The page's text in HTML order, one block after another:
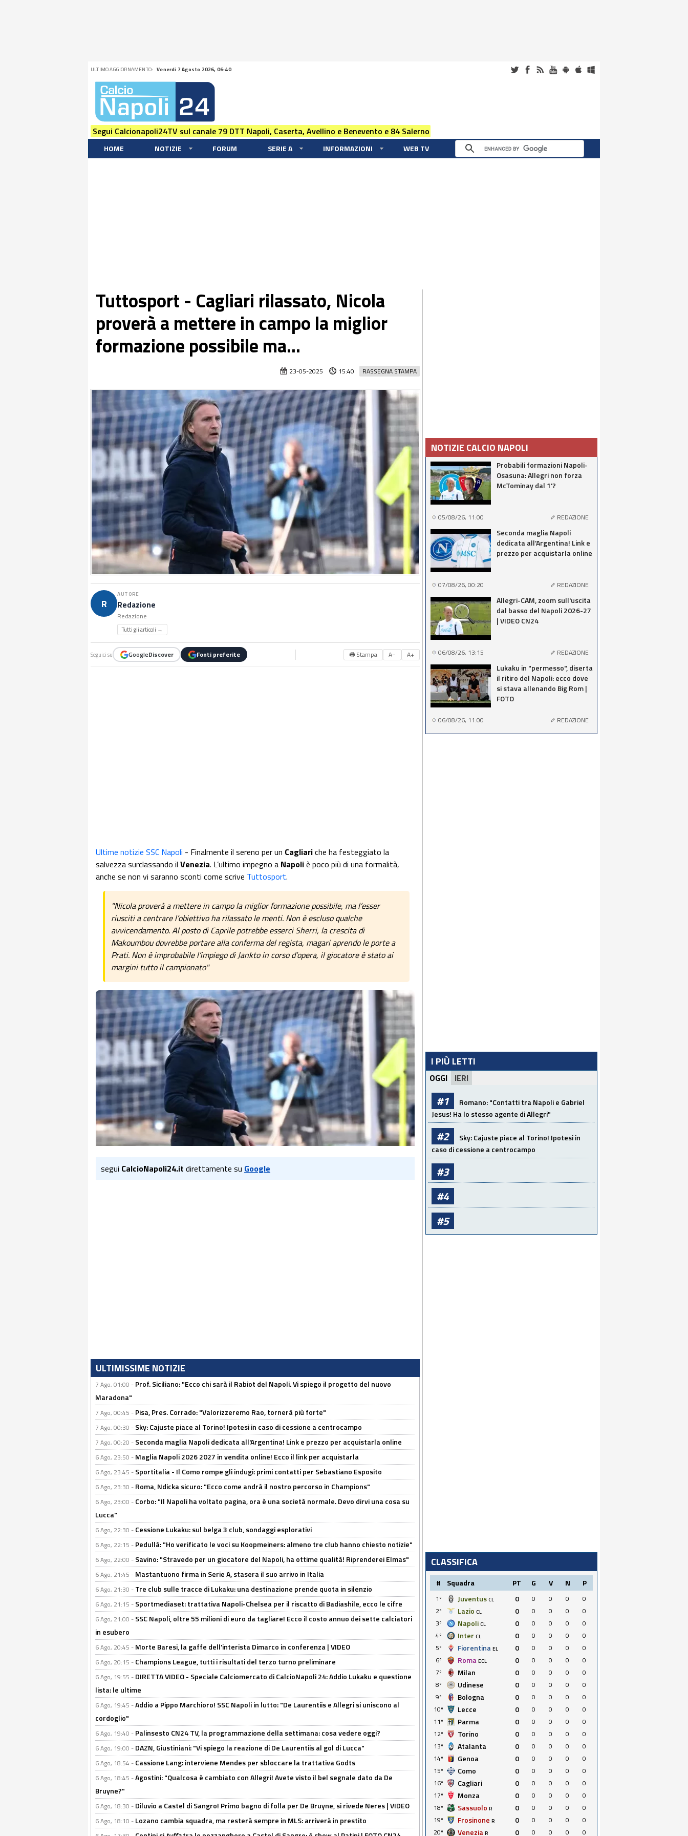
ULTIMO AGGIORNAMENTO: Venerdi 7 Agosto 2026, 06:40
Segui Calcionapoli24TV sul canale 79 DTT Napoli, Caserta, Avellino e Benevento e 84 Salerno
HOME NOTIZIE FORUM SERIE A INFORMAZIONI WEB TV
Tuttosport - Cagliari rilassato, Nicola
proverà a mettere in campo la miglior
formazione possibile ma...
RASSEGNA STAMPA
23-05-2025 15:40
R
AUTORE
Redazione
Redazione
Tutti gli articoli →
Seguici su GoogleDiscover Fonti preferite 🖶 Stampa A− A+
Ultime notizie SSC Napoli - Finalmente il sereno per un Cagliariche ha festeggiato la
salvezza surclassando il Venezia. L’ultimo impegno a Napoliè poco più di una formalità,
anche se non vi saranno sconti come scrive Tuttosport.
"Nicola proverà a mettere in campo la miglior formazione possibile, ma l’esser
riusciti a centrare l’obiettivo ha rilassato le menti. Non è escluso qualche
avvicendamento. Al posto di Caprile potrebbe esserci Sherri, la crescita di
Makoumbou dovrebbe portare alla conferma del regista, magari aprendo le porte a
Prati. Non è improbabile l’impiego di Jankto in corso d’opera, il giocatore è stato ai
margini tutto il campionato"
segui CalcioNapoli24.it direttamente su Google
ULTIMISSIME NOTIZIE
7 Ago, 01:00 - Prof. Siciliano: "Ecco chi sarà il Rabiot del Napoli. Vi spiego il progetto del nuovo
Maradona"
7 Ago, 00:45 - Pisa, Pres. Corrado: "Valorizzeremo Rao, tornerà più forte"
7 Ago, 00:30 - Sky: Cajuste piace al Torino! Ipotesi in caso di cessione a centrocampo
7 Ago, 00:20 - Seconda maglia Napoli dedicata all'Argentina! Link e prezzo per acquistarla online
6 Ago, 23:50 - Maglia Napoli 2026 2027 in vendita online! Ecco il link per acquistarla
6 Ago, 23:45 - Sportitalia - Il Como rompe gli indugi: primi contatti per Sebastiano Esposito
6 Ago, 23:30 - Roma, Ndicka sicuro: "Ecco come andrà il nostro percorso in Champions"
6 Ago, 23:00 - Corbo: "Il Napoli ha voltato pagina, ora è una società normale. Devo dirvi una cosa su
Lucca"
6 Ago, 22:30 - Cessione Lukaku: sul belga 3 club, sondaggi esplorativi
6 Ago, 22:15 - Pedullà: "Ho verificato le voci su Koopmeiners: almeno tre club hanno chiesto notizie"
6 Ago, 22:00 - Savino: "Stravedo per un giocatore del Napoli, ha ottime qualità! Riprenderei Elmas"
6 Ago, 21:45 - Mastantuono firma in Serie A, stasera il suo arrivo in Italia
6 Ago, 21:30 - Tre club sulle tracce di Lukaku: una destinazione prende quota in silenzio
6 Ago, 21:15 - Sportmediaset: trattativa Napoli-Chelsea per il riscatto di Badiashile, ecco le cifre
6 Ago, 21:00 - SSC Napoli, oltre 55 milioni di euro da tagliare! Ecco il costo annuo dei sette calciatori
in esubero
6 Ago, 20:45 - Morte Baresi, la gaffe dell'interista Dimarco in conferenza | VIDEO
6 Ago, 20:15 - Champions League, tutti i risultati del terzo turno preliminare
6 Ago, 19:55 - DIRETTA VIDEO - Speciale Calciomercato di CalcioNapoli 24: Addio Lukaku e questione
lista: le ultime
6 Ago, 19:45 -Addio a Pippo Marchioro! SSC Napoli in lutto: "De Laurentiis e Allegri si uniscono al
cordoglio"
6 Ago, 19:40 - Palinsesto CN24 TV, la programmazione della settimana: cosa vedere oggi?
6 Ago, 19:00 - DAZN, Giustiniani: "Vi spiego la reazione di De Laurentiis al gol di Lucca"
6 Ago, 18:54 - Cassione Lang: interviene Mendes per sbloccare la trattativa Godts
6 Ago, 18:45 -Agostini: "Qualcosa è cambiato con Allegri! Avete visto il bel segnale dato da De
Bruyne?"
6 Ago, 18:30 - Diluvio a Castel di Sangro! Primo bagno di folla per De Bruyne, si rivede Neres | VIDEO
6 Ago, 18:10 - Lozano cambia squadra, ma resterà sempre in MLS: arriverà in prestito
NOTIZIE CALCIO NAPOLI
Probabili formazioni Napoli-
Osasuna: Allegri non forza
McTominay dal 1'?
05/08/26, 11:00 REDAZIONE
Seconda maglia Napoli
dedicata all'Argentina! Link e
prezzo per acquistarla online
07/08/26, 00:20 REDAZIONE
Allegri-CAM, zoom sull'uscita
dal basso del Napoli 2026-27
| VIDEO CN24
06/08/26, 13:15 REDAZIONE
Lukaku in "permesso", diserta
il ritiro del Napoli: ecco dove
si stava allenando Big Rom |
FOTO
06/08/26, 11:00 REDAZIONE
I PIÙ LETTI
OGGI IERI
#1
Romano: "Contatti tra Napoli e Gabriel
Jesus! Ha lo stesso agente di Allegri"
#2
Sky: Cajuste piace al Torino! Ipotesi in
caso di cessione a centrocampo
#3
#4
#5
CLASSIFICA
# Squadra PT G V N P
1º Juventus CL 0 0 0 0
0
2º
Lazio CL 0 0 0 0
0
3º
Napoli CL 0 0 0 0
0
4º
Inter CL 0 0 0 0
0
5º
Fiorentina EL 0 0 0 0
0
6º
Roma ECL 0 0 0 0
0
7º
Milan 0 0 0 0
0
8º
Udinese 0 0 0 0
0
9º
Bologna 0 0 0 0
0
10º
Lecce 0 0 0 0
0
11º
Parma 0 0 0 0
0
12º
Torino 0 0 0 0
0
13º
Atalanta 0 0 0 0
0
14º
Genoa 0 0 0 0
0
15º
Como 0 0 0 0
0
16º
Cagliari 0 0 0 0
0
17º
Monza 0 0 0 0
0
18º
Sassuolo R 0 0 0 0
0
19º
Frosinone R 0 0 0 0
0
20º
Venezia R 0 0 0 0 0